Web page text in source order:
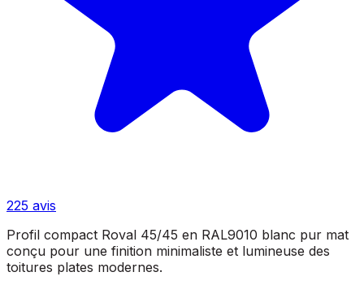
225 avis
Profil compact Roval 45/45 en RAL9010 blanc pur mat
conçu pour une finition minimaliste et lumineuse des
toitures plates modernes.